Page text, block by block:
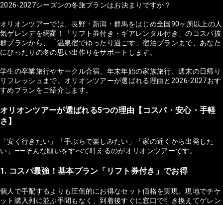
2026-2027シーズンの冬旅プランはお決まりですか？
オリオンツアーでは、長野・新潟・群馬をはじめ全国90ヶ所以上の人
気ゲレンデを網羅！「リフト券付き・ギアレンタル付き」のコスパ抜
群プランから、「温泉宿でゆったり過ごす」宿泊プランまで、あなた
にぴったりの冬の思い出作りをサポートします。
学生の卒業旅行やサークル合宿、年末年始の家族旅行、週末の日帰り
リフレッシュまで。オリオンツアーが選ばれる理由と2026-2027おす
すめプランをご紹介します。
オリオンツアーが選ばれる5つの理由【コスパ・安心・手軽
さ】
「安く行きたい」「手ぶらで楽しみたい」「家の近くから出発した
い」——そんな願いをすべて叶えるのがオリオンツアーです。
1. コスパ最強！基本プラン「リフト券付き」でお得
個人で手配するよりも圧倒的にお得なセット価格を実現。現地でチケ
ット購入列に並ぶ手間もなく、到着後すぐに窓口で引き換えてゲレン